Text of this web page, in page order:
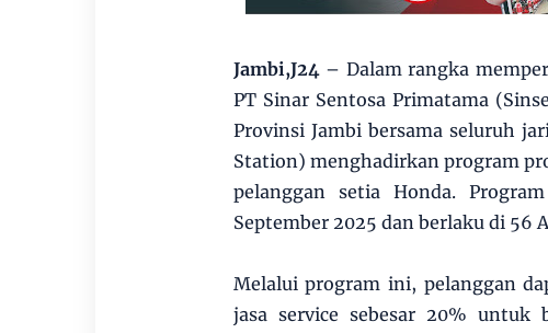
Jambi,J24 – Dalam rangka
PT Sinar Sentosa Primatama
Provinsi Jambi bersama seluruh
Station) menghadirkan program
pelanggan setia Honda.
September 2025 dan berlaku di 56
Melalui program ini, pelanggan
jasa service sebesar 20% untuk